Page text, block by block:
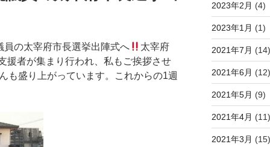
の太宰府市長選挙出陣式へ
太宰府
援者が集まり行われ、私もご挨拶させ
も盛り上がっています。これからの1週
2023年2月 (4)
2023年1月 (1)
2021年7月 (14)
2021年6月 (12)
2021年5月 (9)
2021年4月 (11)
2021年3月 (15)